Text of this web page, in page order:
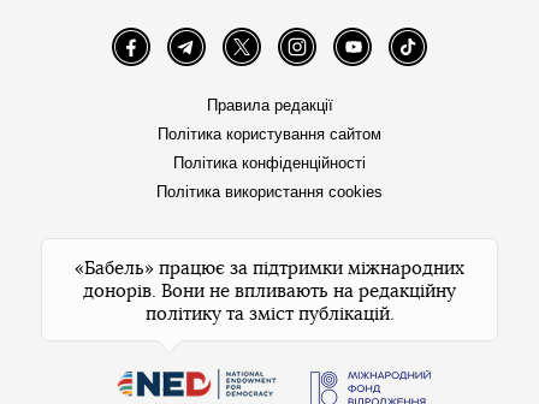
FacebookTelegramTwitter InstagramYouTube TikTok
Правила редакції
Політика користування сайтом
Політика конфіденційності
Політика використання cookies
«Бабель» працює за підтримки міжнародних
донорів. Вони не впливають на редакційну
політику та зміст публікацій.